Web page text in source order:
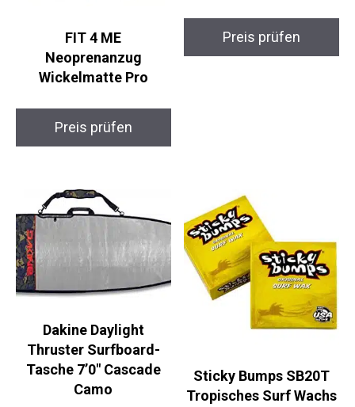
FIT 4 ME
Neoprenanzug
Wickelmatte Pro
Preis prüfen
Dakine Cascade Camo
Surfboardtasche
Dakine Daylight